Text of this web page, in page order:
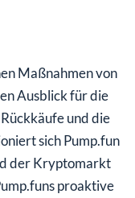
Maßnahmen von
Ausblick für die
und die
sich Pump.fun
der Kryptomarkt
proaktive